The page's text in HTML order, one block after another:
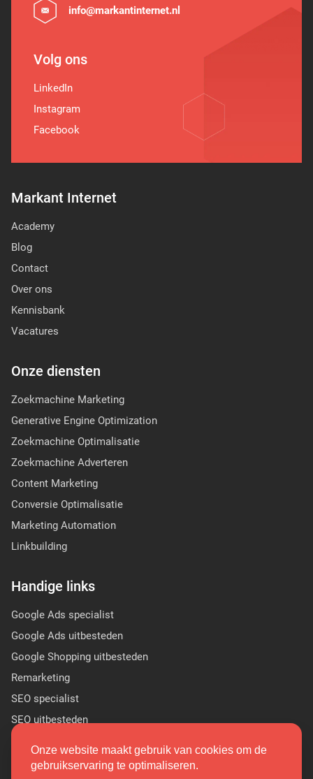
Markant Internet
Academy
Blog
Contact
Over ons
Kennisbank
Vacatures
Onze diensten
Zoekmachine Marketing
Generative Engine Optimization
Zoekmachine Optimalisatie
Zoekmachine Adverteren
Content Marketing
Conversie Optimalisatie
Marketing Automation
Linkbuilding
Handige links
Google Ads specialist
Google Ads uitbesteden
Google Shopping uitbesteden
Remarketing
SEO specialist
SEO uitbesteden
PR linkbuilding
info@markantinternet.nl
Volg ons
LinkedIn
Instagram
Facebook
Onze website maakt gebruik van cookies om de
gebruikservaring te optimaliseren.